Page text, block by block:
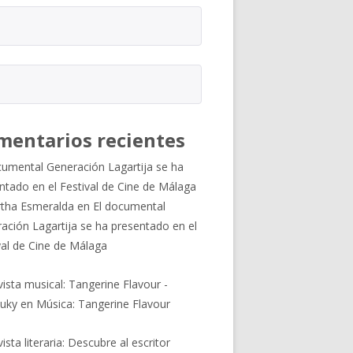
recientes
Generación Lagartija se ha
en el Festival de Cine de Málaga
Esmeralda en El documental
Lagartija se ha presentado en el
de Cine de Málaga
musical: Tangerine Flavour -
en Música: Tangerine Flavour
literaria: Descubre al escritor